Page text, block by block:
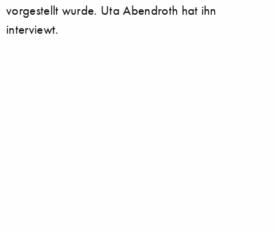
vorgestellt wurde. Uta Abendroth hat ihn
interviewt.